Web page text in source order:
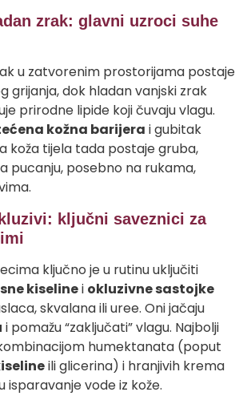
zrak: glavni uzroci suhe
u zatvorenim prostorijama postaje
grijanja, dok hladan vanjski zrak
prirodne lipide koji čuvaju vlagu.
kožna barijera i gubitak
koža tijela tada postaje gruba,
pucanju, posebno na rukama,
ključni saveznici za
ključno je u rutinu uključiti
kiselinei okluzivne sastojke
skvalana ili uree. Oni jačaju
i pomažu “zaključati” vlagu. Najbolji
humektanata (poput
ili glicerina) i hranjivih krema
isparavanje vode iz kože.